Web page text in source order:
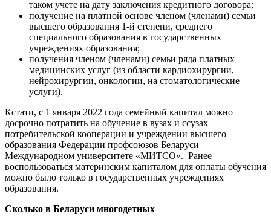
таком учете на дату заключения кредитного договора;
получение на платной основе членом (членами) семьи
высшего образования 1-й степени, среднего
специального образования в государственных
учреждениях образования;
получения членом (членами) семьи ряда платных
медицинских услуг (из области кардиохирургии,
нейрохирургии, онкологии, на стоматологические
услуги).
Кстати, с 1 января 2022 года семейный капитал можно
досрочно потратить на обучение в вузах и ссузах
потребительской кооперации и учреждении высшего
образования Федерации профсоюзов Беларуси –
Международном университете «МИТСО». Ранее
воспользоваться материнским капиталом для оплаты обучения
можно было только в государственных учреждениях
образования.
Сколько в Беларуси многодетных